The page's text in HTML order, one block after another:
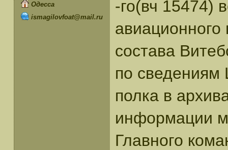
Одесса
ismagilovfoat@mail.ru
-го(вч 15474)
состава
по
полка в
информации
Главного